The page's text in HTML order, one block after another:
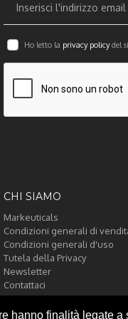
hanno finalità legate
Ho letto la privacy policydel
CHI SIAMO
Markeuticals
Condizioni generali di
Condizioni generali d'uso
Tutela della Privacy
Newsletter
Contattaci